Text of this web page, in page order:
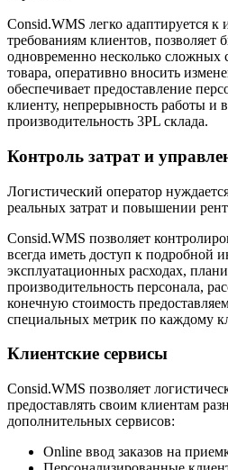
Consid.WMS легко адаптируется
требованиям клиентов, позволяет
одновременно несколько сложных
товара, оперативно вносить
обеспечивает предоставление
клиенту, непрерывность работы и
производительность 3PL склада.
Контроль затрат и
Логистический оператор
реальных затрат и повышении
Consid.WMS позволяет
всегда иметь доступ к подробной
эксплуатационных расходах,
производительность персонала,
конечную стоимость
специальных метрик по каждому
Клиентские сервисы
Consid.WMS позволяет
предоставлять своим клиентам
дополнительных сервисов:
Online ввод заказов на